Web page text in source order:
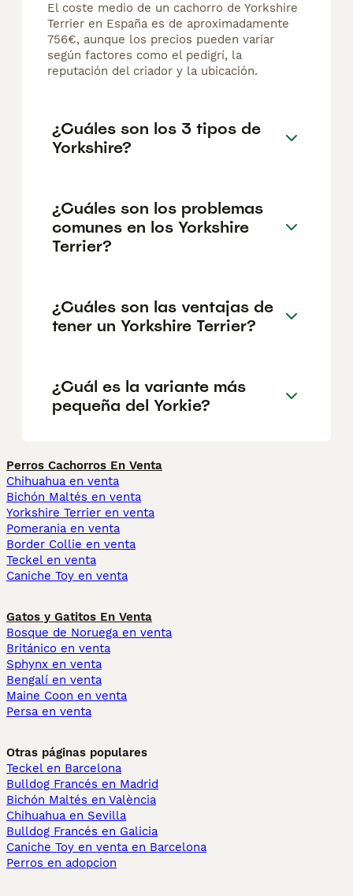
El coste medio de un cachorro de Yorkshire
Terrier en España es de aproximadamente
756€, aunque los precios pueden variar
según factores como el pedigrí, la
reputación del criador y la ubicación.
¿Cuáles son los 3 tipos de
Yorkshire?
¿Cuáles son los problemas
comunes en los Yorkshire
Terrier?
¿Cuáles son las ventajas de
tener un Yorkshire Terrier?
¿Cuál es la variante más
pequeña del Yorkie?
Perros Cachorros En Venta
Chihuahua en venta
Bichón Maltés en venta
Yorkshire Terrier en venta
Pomerania en venta
Border Collie en venta
Teckel en venta
Caniche Toy en venta
Gatos y Gatitos En Venta
Bosque de Noruega en venta
Británico en venta
Sphynx en venta
Bengalí en venta
Maine Coon en venta
Persa en venta
Otras páginas populares
Teckel en Barcelona
Bulldog Francés en Madrid
Bichón Maltés en València
Chihuahua en Sevilla
Bulldog Francés en Galicia
Caniche Toy en venta en Barcelona
Perros en adopcion